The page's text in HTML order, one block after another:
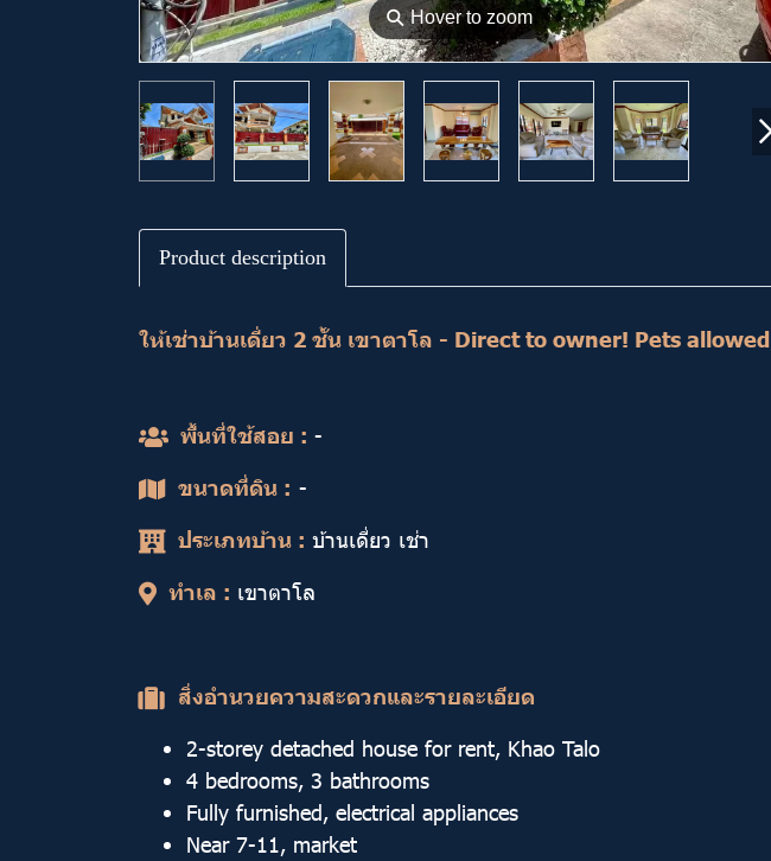
⚲Hover to zoom
Product description
ให้เช่าบ้านเดี่ยว 2 ชั้น เขาตาโล - Direct to owner! Pets allowed
พื้นที่ใช้สอย : -
ขนาดที่ดิน : -
ประเภทบ้าน : บ้านเดี่ยว เช่า
ทำเล : เขาตาโล
สิ่งอำนวยความสะดวกและรายละเอียด
2-storey detached house for rent, Khao Talo
4 bedrooms, 3 bathrooms
Fully furnished, electrical appliances
Near 7-11, market